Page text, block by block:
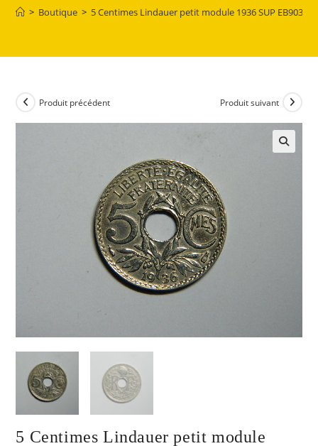
> Boutique > 5 Centimes Lindauer petit module 1936 SUP EB90369
Produit précédent Produit suivant
5 Centimes Lindauer petit module